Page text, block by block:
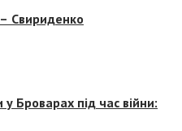
Свириденко
Броварах під час війни: